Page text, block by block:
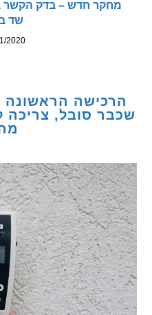
חדש – בדק הקשר בין
שד בנשים
06/11/2020
הראשונה של
סובל, צריכה
מהיר!